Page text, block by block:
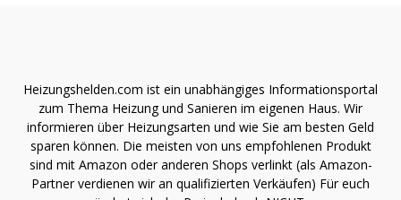
Heizungshelden.com ist ein unabhängiges Informationsportal
zum Thema Heizung und Sanieren im eigenen Haus. Wir
informieren über Heizungsarten und wie Sie am besten Geld
sparen können. Die meisten von uns empfohlenen Produkt
sind mit Amazon oder anderen Shops verlinkt (als Amazon-
Partner verdienen wir an qualifizierten Verkäufen) Für euch